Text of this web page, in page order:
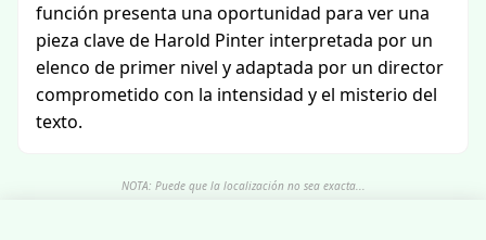
función presenta una oportunidad para ver una
pieza clave de Harold Pinter interpretada por un
elenco de primer nivel y adaptada por un director
comprometido con la intensidad y el misterio del
texto.
NOTA: Puede que la localización no sea exacta...